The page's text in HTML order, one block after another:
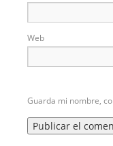
Web
Guarda mi nombre,